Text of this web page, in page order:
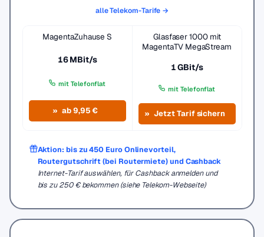
alle Telekom-Tarife →
MagentaZuhause S
16 MBit/s
mit Telefonflat
ab 9,95 €
Glasfaser 1000 mit
MagentaTV MegaStream
1 GBit/s
mit Telefonflat
Jetzt Tarif sichern
Aktion: bis zu 450 Euro Onlinevorteil,
Routergutschrift (bei Routermiete) und Cashback
Internet-Tarif auswählen, für Cashback anmelden und
bis zu 250 € bekommen (siehe Telekom-Webseite)